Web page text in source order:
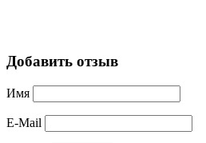
Добавить отзыв
Имя
E-Mail